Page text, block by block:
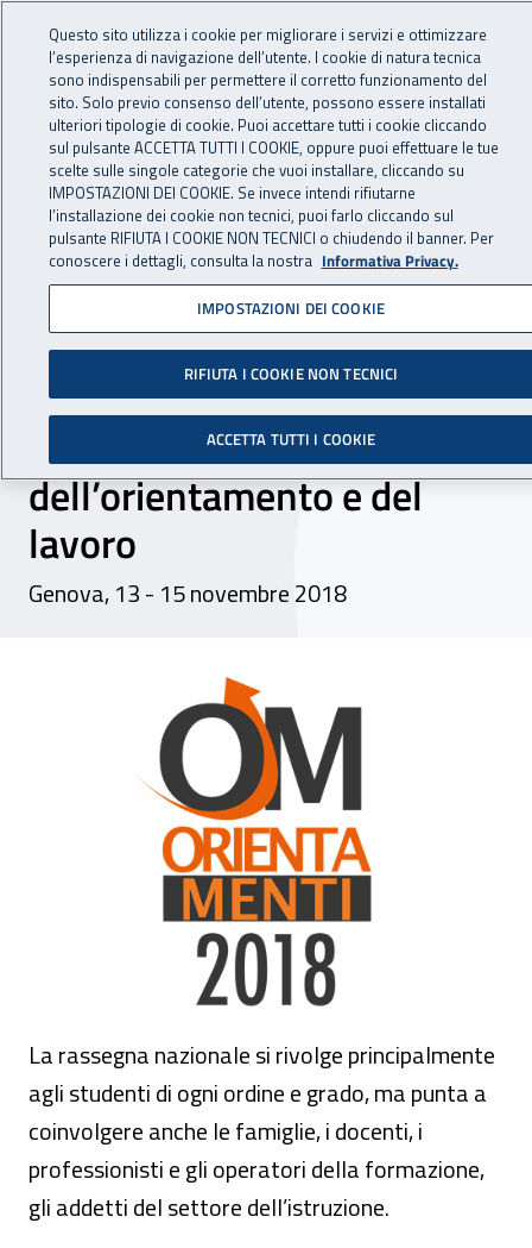
INAIL - Istituto Nazionale
Apri cerca
Navigazione principale
Navigazione - Ti trovi in:
Home Inail comunica Eventi
dal 13 al 15 novembre 2018
OM Orientamenti - 23ª
edizione del Salone della
formazione,
dell’orientamento e del
lavoro
Genova, 13 - 15 novembre 2018
OM Orientamenti - 23ª edizione del
La rassegna nazionale si rivolge principalmente
agli studenti di ogni ordine e grado, ma punta a
coinvolgere anche le famiglie, i docenti, i
professionisti e gli operatori della formazione,
gli addetti del settore dell’istruzione.
Questo sito utilizza i cookie per migliorare i servizi e ottimizzare
l’esperienza di navigazione dell’utente. I cookie di natura tecnica
sono indispensabili per permettere il corretto funzionamento del
sito. Solo previo consenso dell’utente, possono essere installati
ulteriori tipologie di cookie. Puoi accettare tutti i cookie cliccando
sul pulsante ACCETTA TUTTI I COOKIE, oppure puoi effettuare le tue
scelte sulle singole categorie che vuoi installare, cliccando su
IMPOSTAZIONI DEI COOKIE. Se invece intendi rifiutarne
l’installazione dei cookie non tecnici, puoi farlo cliccando sul
pulsante RIFIUTA I COOKIE NON TECNICI o chiudendo il banner. Per
conoscere i dettagli, consulta la nostra Informativa Privacy.
IMPOSTAZIONI DEI COOKIE
RIFIUTA I COOKIE NON TECNICI
ACCETTA TUTTI I COOKIE